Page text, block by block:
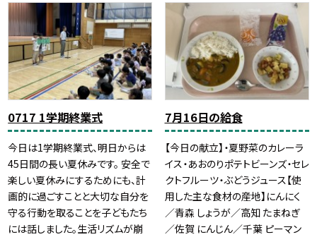
0717 1学期終業式
今日は1学期終業式、明日からは
45日間の長い夏休みです。 安全で
楽しい夏休みにするためにも、計
画的に過ごすことと大切な自分を
守る行動を取ることを子どもたち
には話しました。生活リズムが崩
7月16日の給食
【今日の献立】・夏野菜のカレーラ
イス・あおのりポテトビーンズ・セレ
クトフルーツ・ぶどうジュース【使
用した主な食材の産地】にんにく
／青森 しょうが／高知 たまねぎ
／佐賀 にんじん／千葉 ピーマン